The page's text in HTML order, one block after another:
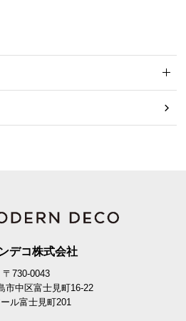
デコ株式会社
〒730-0043
市中区富士見町16-22
ル富士見町201